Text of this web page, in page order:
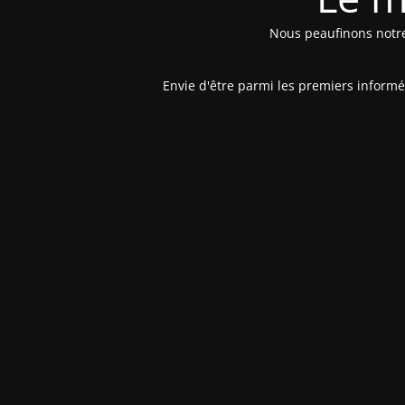
Nous peaufinons
Envie d'être parmi les premiers